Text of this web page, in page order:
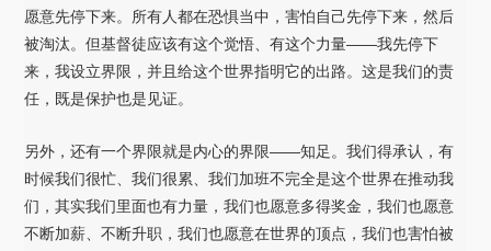
愿意先停下来。所有人都在恐惧当中，害怕自己先停下来，然后
被淘汰。但基督徒应该有这个觉悟、有这个力量——我先停下
来，我设立界限，并且给这个世界指明它的出路。这是我们的责
任，既是保护也是见证。
另外，还有一个界限就是内心的界限——知足。我们得承认，有
时候我们很忙、我们很累、我们加班不完全是这个世界在推动我
们，其实我们里面也有力量，我们也愿意多得奖金，我们也愿意
不断加薪、不断升职，我们也愿意在世界的顶点，我们也害怕被